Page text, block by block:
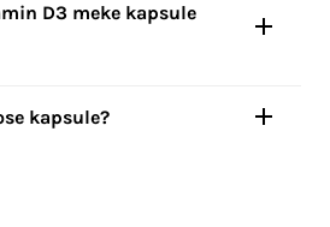
D3 meke kapsule
kapsule?